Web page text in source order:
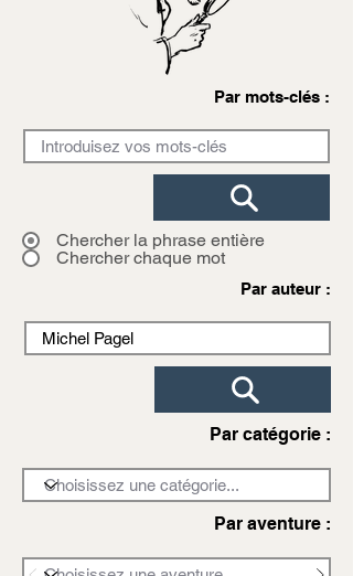
Par mots-clés :
Chercher la phrase entière
Chercher chaque mot
Par auteur :
Par catégorie :
Par aventure :